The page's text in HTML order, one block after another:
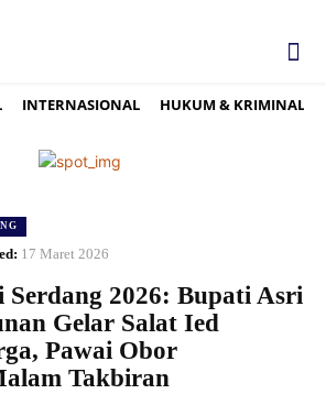
INTERNASIONAL HUKUM & KRIMINAL
17 Maret 2026
2026: Bupati Asri
Gelar Salat Ied
Pawai Obor
Takbiran